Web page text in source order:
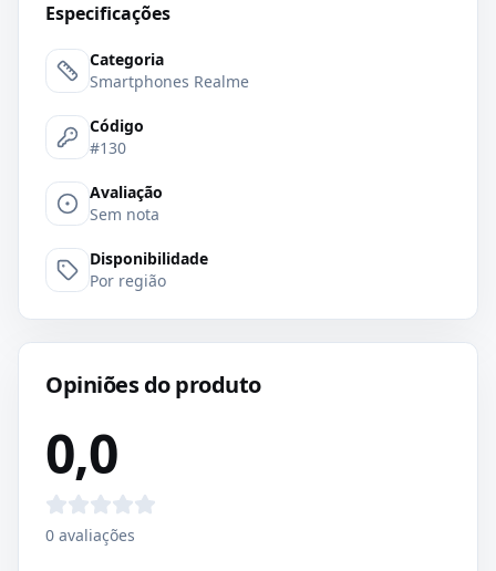
Especificações
Categoria
Smartphones Realme
Código
#130
Avaliação
Sem nota
Disponibilidade
Por região
Opiniões do produto
0,0
0 avaliações